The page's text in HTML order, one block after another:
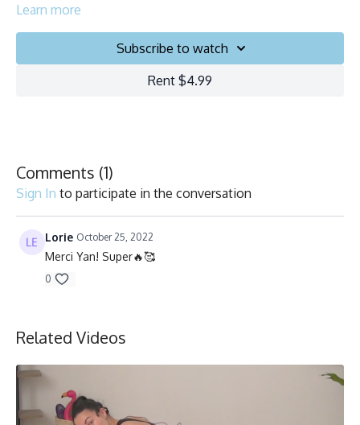
bras. Nos instructeurs vous encourageront à fixer des objectifs
encourage you to set goals and challenge yourself. Ride to
the beat, dance, smile and test your limits.
Learn more
Subscribe to watch
Rent $4.99
Comments (1)
Sign In to participate in the conversation
Lorie October 25, 2022
Merci Yan! Super🔥🥰
0
Related Videos